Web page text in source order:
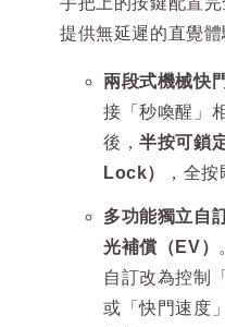
提供無延遲的直覺體
兩段式機械快
接「秒喚醒」
後，半按可鎖
Lock）
，全
多功能獨立自
光補償（EV）
自訂改為控制
或「快門速度